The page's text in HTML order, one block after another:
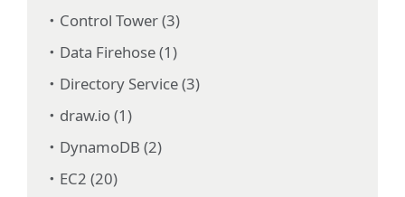
Control Tower (3)
Data Firehose (1)
Directory Service (3)
draw.io (1)
DynamoDB (2)
EC2 (20)